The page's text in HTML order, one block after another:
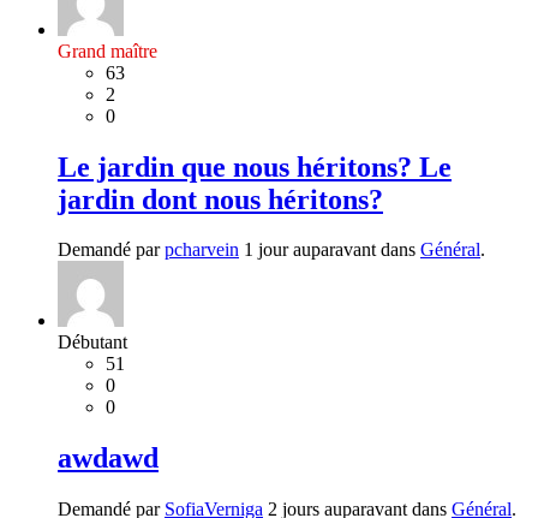
Grand maître
63
2
0
Le jardin que nous héritons? Le
jardin dont nous héritons?
Demandé parpcharvein 1 jour auparavant dans Général.
Débutant
51
0
0
awdawd
Demandé par SofiaVerniga 2 jours auparavant dans Général.